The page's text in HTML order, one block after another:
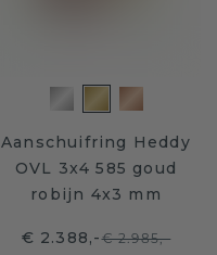
Aanschuifring Heddy
OVL 3x4 585 goud
robijn 4x3 mm
€ 2.388,-€ 2.985,-